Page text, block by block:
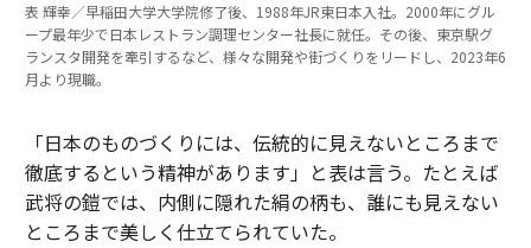
表 輝幸／早稲田大学大学院修了後、1988年JR東日本入社。2000年にグル
ープ最年少で日本レストラン調理センター社長に就任。その後、東京駅グ
ランスタ開発を牽引するなど、様々な開発や街づくりをリードし、2023年6
月より現職。
「日本のものづくりには、伝統的に見えないところまで
徹底するという精神があります」と表は言う。たとえば
武将の鎧では、内側に隠れた絹の柄も、誰にも見えない
ところまで美しく仕立てられていた。